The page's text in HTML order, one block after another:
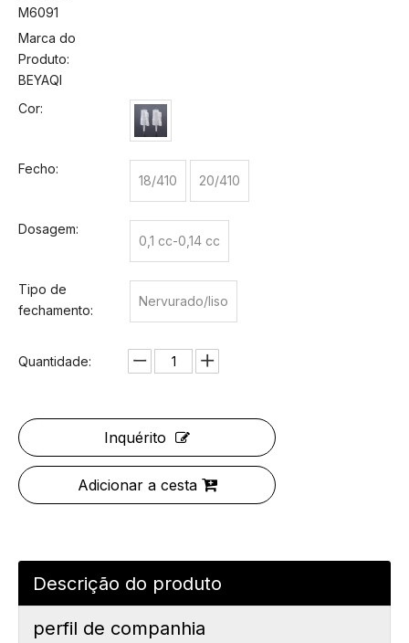
M6091
Marca do
Produto:
BEYAQI
Cor:
Fecho:
18/410 20/410
Dosagem:
0,1 cc-0,14 cc
Tipo de
fechamento:
Nervurado/liso
Quantidade:
Inquérito
Adicionar a cesta
Descrição do produto
perfil de companhia